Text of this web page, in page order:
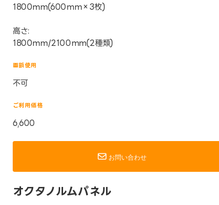
1800mm(600mm×3枚)
高さ:
1800mm/2100mm(2種類)
画鋲使用
不可
ご利用価格
6,600
お問い合わせ
オクタノルムパネル